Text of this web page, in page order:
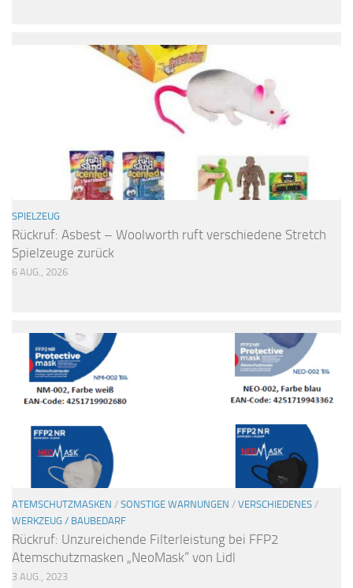
SPIELZEUG
Rückruf: Asbest – Woolworth ruft verschiedene Stretch
Spielzeuge zurück
6 AUG., 2026
ATEMSCHUTZMASKEN / SONSTIGE WARNUNGEN / VERSCHIEDENES /
WERKZEUG / BAUBEDARF
Rückruf: Unzureichende Filterleistung bei FFP2
Atemschutzmasken „NeoMask“ von Lidl
3 AUG., 2023